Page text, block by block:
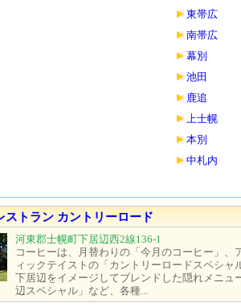
東帯広
南帯広
幕別
池田
鹿追
上士幌
本別
中札内
ストラン カントリーロード
河東郡士幌町下居辺西2線136-1
コーヒーは、月替わりの「今月のコーヒー」、
ィックテイストの「カントリーロードスペシャ
下居辺をイメージしてブレンドした隠れメニュ
辺スペシャル」など、各種...